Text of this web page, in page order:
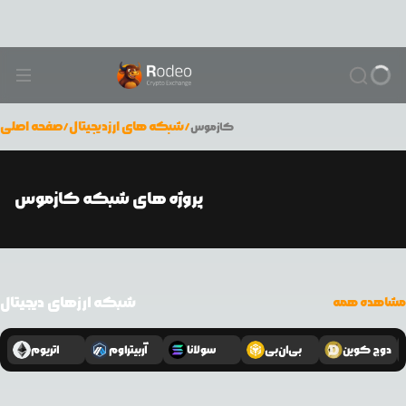
صفحه اصلی/شبکه های ارزدیجیتال/کازموس
پروژه های شبکه کازموس
شبکه ارزهای دیجیتال مشاهده همه
اتریوم آربیتراوم سولانا بی‌ان‌بی دوج کوین